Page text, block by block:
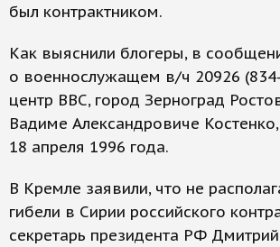
был контрактником.
Как выяснили блогеры, в
о военнослужащем в/ч 20926
центр ВВС, город Зерноград
Вадиме Александровиче
18 апреля 1996 года.
В Кремле заявили, что не
гибели в Сирии российского
секретарь президента РФ